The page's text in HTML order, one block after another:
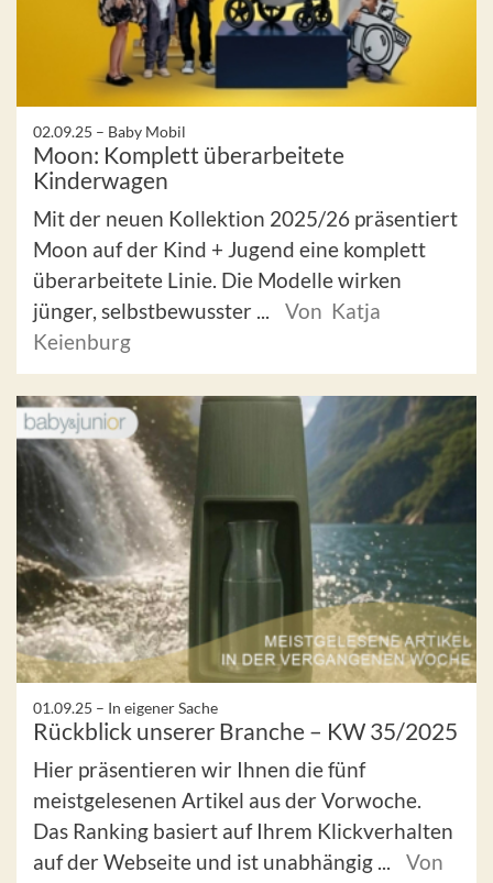
02.09.25 – Baby Mobil
Moon: Komplett überarbeitete
Kinderwagen
Mit der neuen Kollektion 2025/26 präsentiert
Moon auf der Kind + Jugend eine komplett
überarbeitete Linie. Die Modelle wirken
jünger, selbstbewusster ...
Von Katja
Keienburg
01.09.25 – In eigener Sache
Rückblick unserer Branche – KW 35/2025
Hier präsentieren wir Ihnen die fünf
meistgelesenen Artikel aus der Vorwoche.
Das Ranking basiert auf Ihrem Klickverhalten
auf der Webseite und ist unabhängig ...
Von